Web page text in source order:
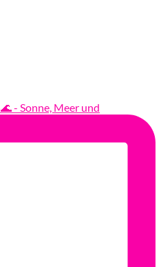
- Sonne, Meer und